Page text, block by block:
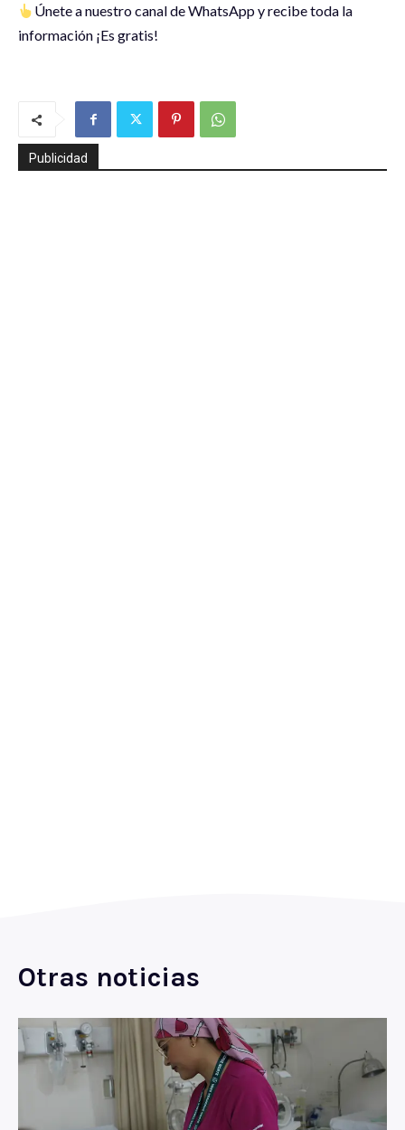
Únete a nuestro canal de WhatsApp y recibe toda la
información ¡Es gratis!
Publicidad
Otras noticias